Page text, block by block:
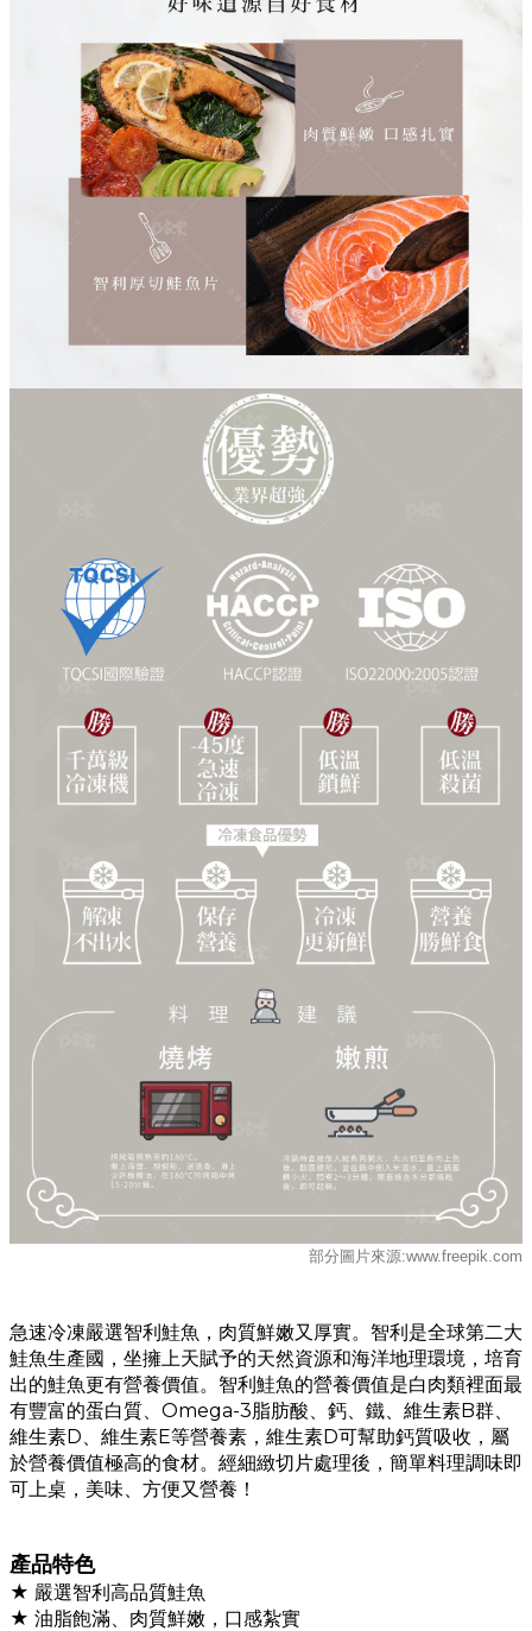
部分圖片來源:www.freepik.com
急速冷凍嚴選智利鮭魚，肉質鮮嫩又厚實。智利是全球第二大
鮭魚生產國，坐擁上天賦予的天然資源和海洋地理環境，培育
出的鮭魚更有營養價值。智利鮭魚的營養價值是白肉類裡面最
有豐富的蛋白質、Omega-3脂肪酸、鈣、鐵、維生素B群、
維生素D、維生素E等營養素，維生素D可幫助鈣質吸收，屬
於營養價值極高的食材。經細緻切片處理後，簡單料理調味即
可上桌，美味、方便又營養！
產品特色
★ 嚴選智利高品質鮭魚
★ 油脂飽滿、肉質鮮嫩，口感紮實